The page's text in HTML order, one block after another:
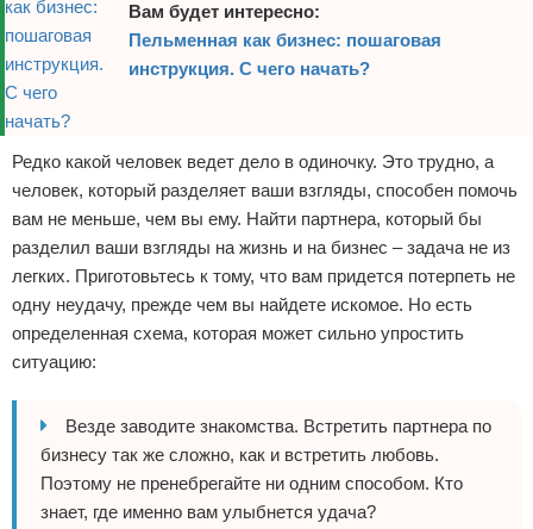
Вам будет интересно:
Пельменная как бизнес: пошаговая
инструкция. С чего начать?
Редко какой человек ведет дело в одиночку. Это трудно, а
человек, который разделяет ваши взгляды, способен помочь
вам не меньше, чем вы ему. Найти партнера, который бы
разделил ваши взгляды на жизнь и на бизнес – задача не из
легких. Приготовьтесь к тому, что вам придется потерпеть не
одну неудачу, прежде чем вы найдете искомое. Но есть
определенная схема, которая может сильно упростить
ситуацию:
Везде заводите знакомства. Встретить партнера по
бизнесу так же сложно, как и встретить любовь.
Поэтому не пренебрегайте ни одним способом. Кто
знает, где именно вам улыбнется удача?